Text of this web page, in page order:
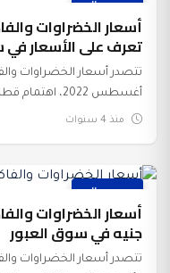
عرب وعالم
تعرف على الأسعار
أغسطس 2022، اهتمام قطاع عريض من المواطنين،...
منذ 4 سنوات
عرب وعالم
جنيه في سوق العبور
تتصدر أسعار الخضراوات